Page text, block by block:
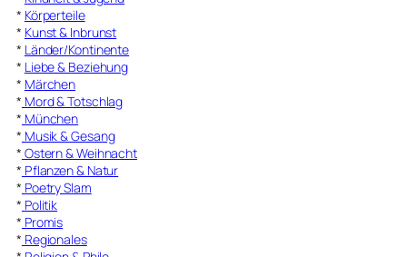
* Körperteile
* Kunst & Inbrunst
* Länder/Kontinente
* Liebe & Beziehung
* Märchen
* Mord & Totschlag
* München
* Musik & Gesang
* Ostern & Weihnacht
* Pflanzen & Natur
* Poetry Slam
* Politik
* Promis
* Regionales